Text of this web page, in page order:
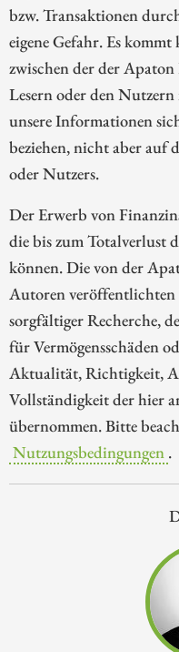
bzw. Transaktionen
eigene Gefahr. Es
zwischen der der
Lesern oder den
unsere Informationen
beziehen, nicht aber auf
oder Nutzers.
Der Erwerb von
die bis zum Totalverlust
können. Die von der
Autoren
sorgfältiger Recherche,
für Vermögensschäden
Aktualität, Richtigkeit,
Vollständigkeit der hier
übernommen. Bitte
Nutzungsbedingungen .